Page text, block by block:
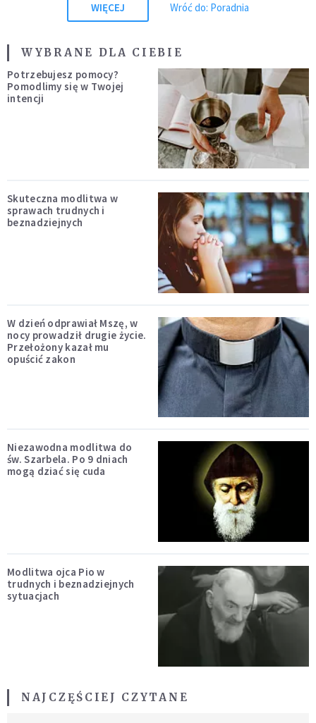
WIĘCEJ Wróć do: Poradnia
WYBRANE DLA CIEBIE
Potrzebujesz pomocy?
Pomodlimy się w Twojej
intencji
Skuteczna modlitwa w
sprawach trudnych i
beznadziejnych
W dzień odprawiał Mszę, w
nocy prowadził drugie życie.
Przełożony kazał mu
opuścić zakon
Niezawodna modlitwa do
św. Szarbela. Po 9 dniach
mogą dziać się cuda
Modlitwa ojca Pio w
trudnych i beznadziejnych
sytuacjach
NAJCZĘŚCIEJ CZYTANE